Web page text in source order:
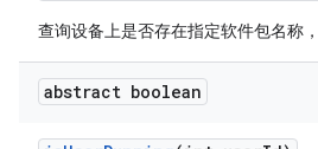
查询设备上是否存在指定软件包名称
abstract boolean